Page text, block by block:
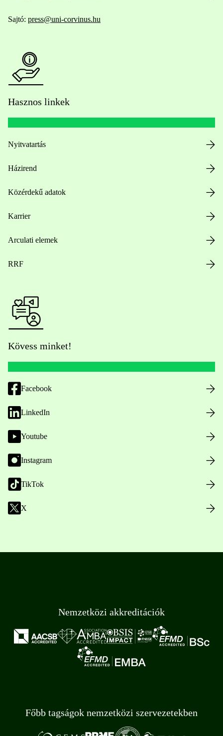
Sajtó: press@uni-corvinus.hu
Hasznos linkek
Nyitvatartás
Házirend
Közérdekű adatok
Karrier
Arculati elemek
RRF
Kövess minket!
Facebook
LinkedIn
Youtube
Instagram
TikTok
X
Nemzetközi akkreditációk
Főbb tagságok nemzetközi szervezetekben